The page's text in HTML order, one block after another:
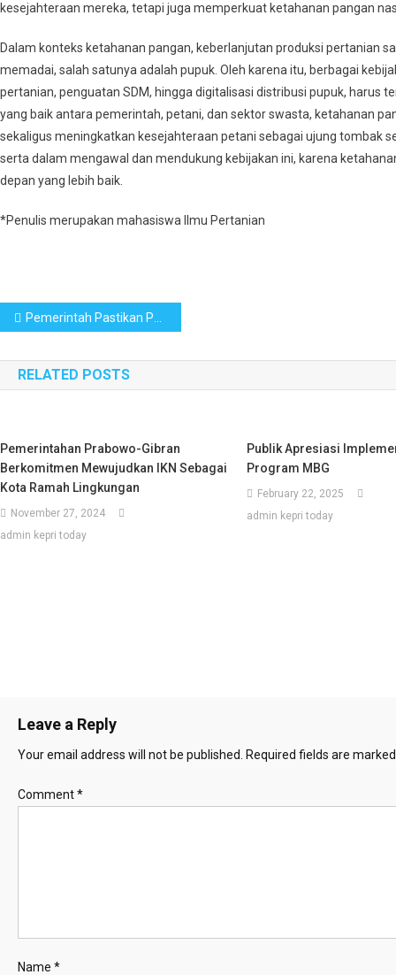
kesejahteraan mereka, tetapi juga memperkuat ketahanan pangan
Dalam konteks ketahanan pangan, keberlanjutan produksi pertanian
memadai, salah satunya adalah pupuk. Oleh karena itu, berbagai
pertanian, penguatan SDM, hingga digitalisasi distribusi pupuk, harus
yang baik antara pemerintah, petani, dan sektor swasta, ketahanan
sekaligus meningkatkan kesejahteraan petani sebagai ujung tombak
serta dalam mengawal dan mendukung kebijakan ini, karena
depan yang lebih baik.
*Penulis merupakan mahasiswa Ilmu Pertanian
Post
navigation
Pemerintah Pastikan Peran Aktif UMKM dalam Sukseskan Program Strategis Pemerintah
RELATED POSTS
Pemerintahan Prabowo-Gibran
Berkomitmen Mewujudkan IKN Sebagai
Kota Ramah Lingkungan
November 27, 2024
admin kepri today
Publik Apresiasi
Program MBG
February 22, 2025
admin kepri today
Leave a Reply
Your email address will not be published. Required fields are
Comment*
Name *